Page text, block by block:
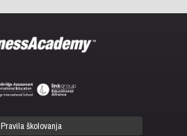
Pravila školovanja